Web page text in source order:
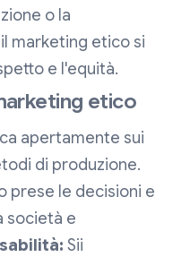
o la
marketing etico si
e l'equità.
etico
apertamente sui
di produzione.
prese le decisioni e
società e
Sii